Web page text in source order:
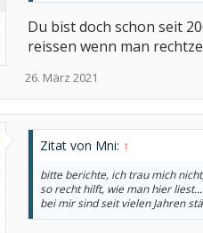
Du bist doch schon seit
reissen wenn man
26. März 2021
Zitat von Mni: ↑
bitte berichte, ich trau mich
so recht hilft, wie man hier
bei mir sind seit vielen Jahren